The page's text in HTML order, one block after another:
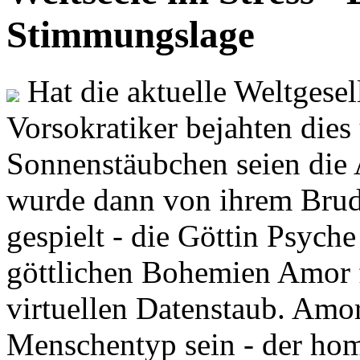
Stimmungslage
Hat die aktuelle
Vorsokratiker bejahten
Sonnenstäubchen seien
wurde dann von ihrem
gespielt - die Göttin
göttlichen Bohemien
virtuellen Datenstaub.
Menschentyp sein - der